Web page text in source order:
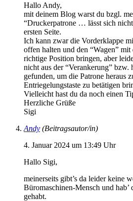
Hallo Andy,
mit deinem Blog warst du bzgl.
“Druckerpatrone … lässt sich nicht
ersten Seite.
Ich kann zwar die Vorderklappe
offen halten und den “Wagen”
richtige Position bringen, aber
nicht aus der “Verankerung”
gefunden, um die Patrone heraus
Entriegelungstaste zu betätigen
Vielleicht hast du da noch einen
Herzliche Grüße
Sigi
Andy (Beitragsautor/in)
4. Januar 2024 um 13:49 Uhr
Hallo Sigi,
meinerseits gibt’s da leider keine
Büromaschinen-Mensch und hab’
gehabt.